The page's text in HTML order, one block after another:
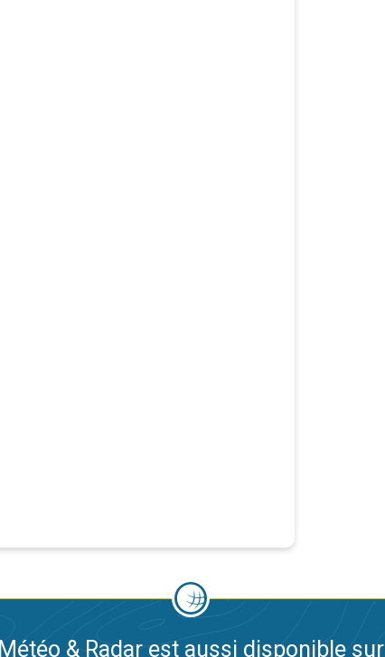
Météo & Radar est aussi disponible sur